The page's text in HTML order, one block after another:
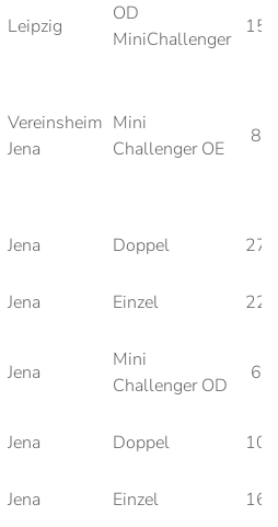
Leipzig
OD
MiniChallenger
15
Vereinsheim
Jena
Mini
Challenger OE
8
Jena Doppel
27
Jena Einzel
22
Jena
Mini
Challenger OD
6
Jena Doppel
10
Jena Einzel 16